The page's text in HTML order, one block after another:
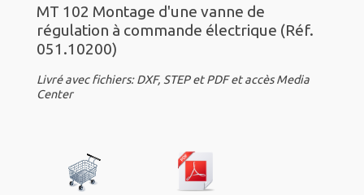
MT 102 Montage d'une vanne de
régulation à commande électrique (Réf.
051.10200)
Livré avec fichiers: DXF, STEP et PDF et accès Media
Center